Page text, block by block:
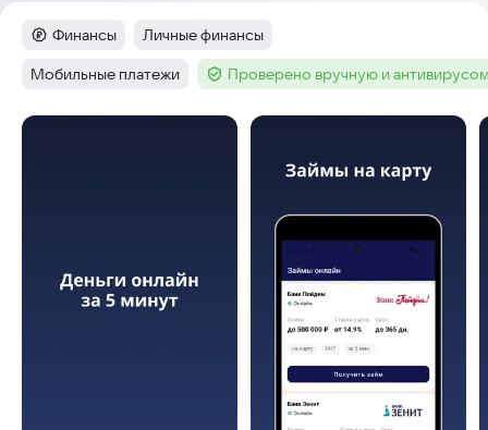
Категория:
Финансы Тег:
Личные финансы
Тег:
Мобильные платежи Тег :Проверено вручную и
Скриншоты